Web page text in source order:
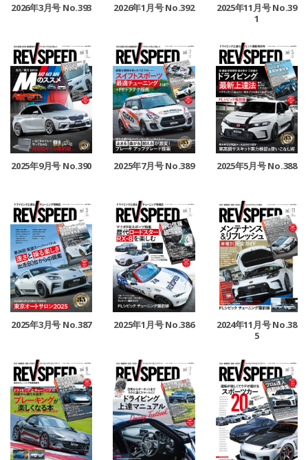
2026年3月号 No.393 2026年1月号 No.392
2025年11月号 No.39
1
2025年9月号 No.390 2025年7月号 No.389 2025年5月号 No.388
2025年3月号 No.387 2025年1月号 No.386
2024年11月号 No.38
5